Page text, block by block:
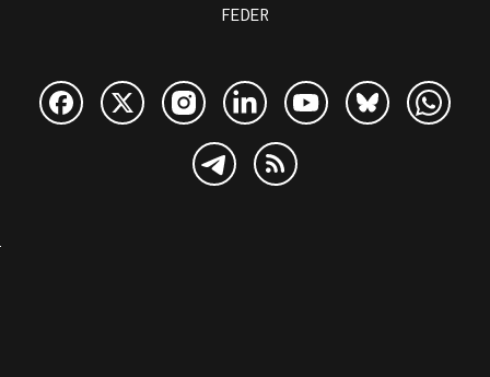
FEDER